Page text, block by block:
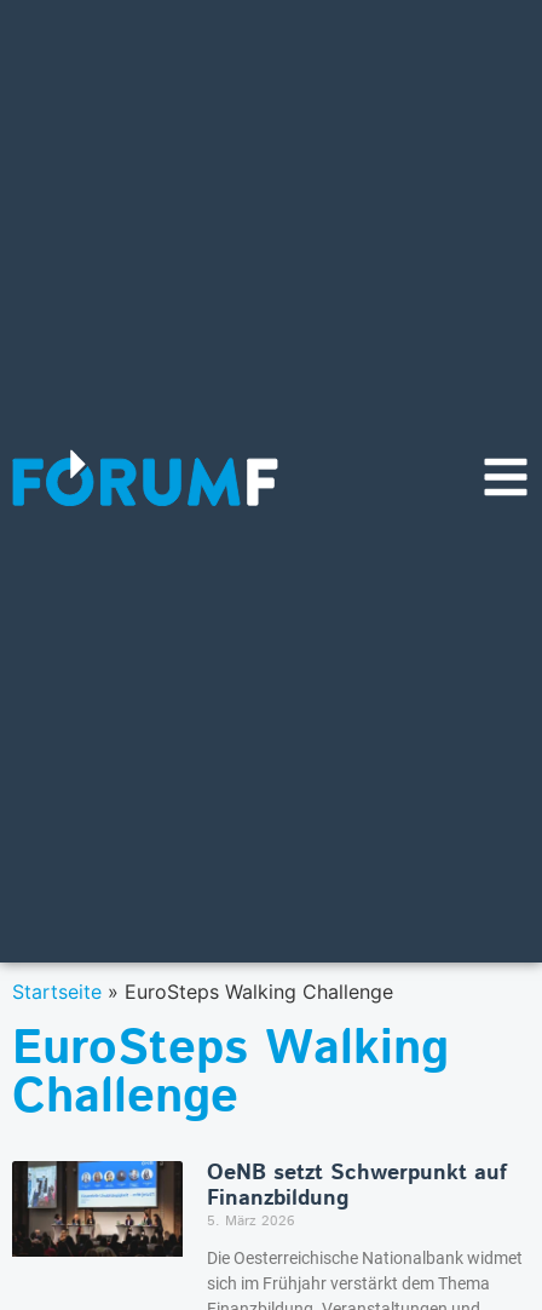
Startseite » EuroSteps Walking Challenge
EuroSteps Walking
Challenge
OeNB setzt Schwerpunkt auf
Finanzbildung
5. März 2026
Die Oesterreichische Nationalbank widmet
sich im Frühjahr verstärkt dem Thema